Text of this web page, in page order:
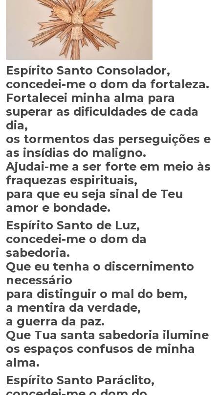
Espírito Santo Consolador,
concedei-me o dom da fortaleza.
Fortalecei minha alma para
superar as dificuldades de cada
dia,
os tormentos das perseguições e
as insídias do maligno.
Ajudai-me a ser forte em meio às
fraquezas espirituais,
para que eu seja sinal de Teu
amor e bondade.
Espírito Santo de Luz,
concedei-me o dom da
sabedoria.
Que eu tenha o discernimento
necessário
para distinguir o mal do bem,
a mentira da verdade,
a guerra da paz.
Que Tua santa sabedoria ilumine
os espaços confusos de minha
alma.
Espírito Santo Paráclito,